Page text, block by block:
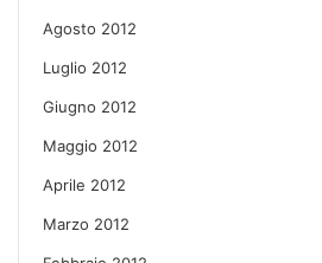
Agosto 2012
Luglio 2012
Giugno 2012
Maggio 2012
Aprile 2012
Marzo 2012